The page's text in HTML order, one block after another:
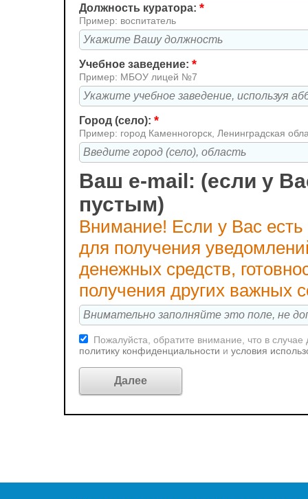
Должность куратора: *
Пример: воспитатель
Учебное заведение: *
Пример: МБОУ лицей №7
Город (село): *
Пример: город Каменногорск, Ленинградская
Ваш e-mail: (если у
пустым)
Внимание! Если у Вас
для получения
денежных средств,
получения других важных
Пожалуйста, обратите внимание, что в
политику конфиденциальности и условия